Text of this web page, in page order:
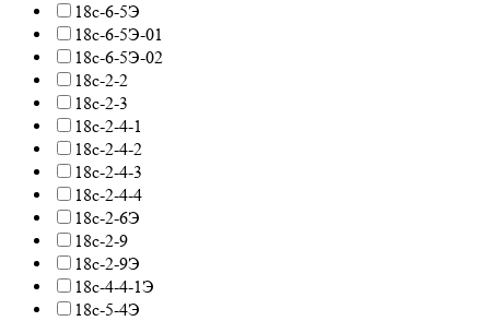
18c-6-5Э
18c-6-5Э-01
18c-6-5Э-02
18с-2-2
18с-2-3
18с-2-4-1
18с-2-4-2
18с-2-4-3
18с-2-4-4
18с-2-6Э
18с-2-9
18с-2-9Э
18с-4-4-1Э
18с-5-4Э